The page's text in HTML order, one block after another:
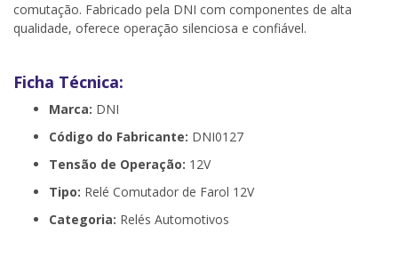
comutação. Fabricado pela DNI com componentes de alta
qualidade, oferece operação silenciosa e confiável.
Ficha Técnica:
Marca: DNI
Código do Fabricante: DNI0127
Tensão de Operação: 12V
Tipo: Relé Comutador de Farol 12V
Categoria: Relés Automotivos